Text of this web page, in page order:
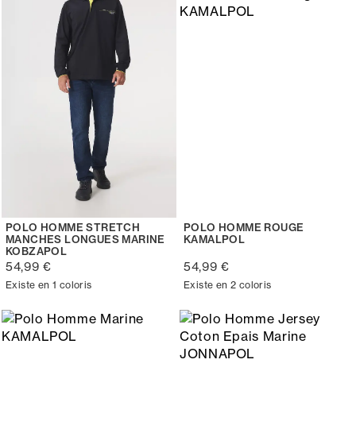
POLO HOMME STRETCH
MANCHES LONGUES MARINE
KOBZAPOL
54,99 €
Existe en 1 coloris
POLO HOMME ROUGE
KAMALPOL
54,99 €
Existe en 2 coloris